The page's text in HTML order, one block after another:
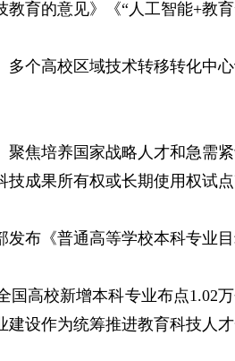
教育的意见》《“人工智能+教
多个高校区域技术转移转化中
聚焦培养国家战略人才和急需
技成果所有权或长期使用权试
发布《普通高等学校本科专业
国高校新增本科专业布点
建设作为统筹推进教育科技人